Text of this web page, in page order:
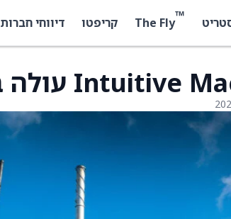
™
The Fly קריפטו דיווחי חברות